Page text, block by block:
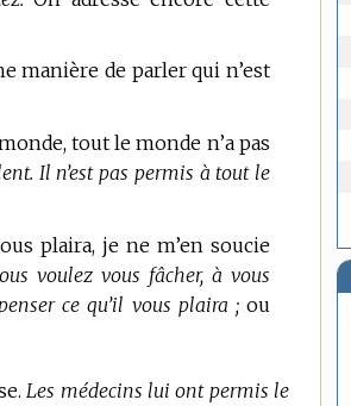
manière de parler qui n’est
tout le monde n’a pas
Il n’est pas permis à tout le
plaira, je ne m’en soucie
voulez vous fâcher, à vous
ce qu’il vous plaira ;ou
Les médecins lui ont permis le